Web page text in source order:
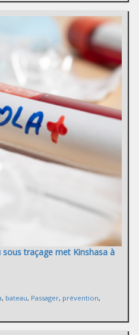
traçage met Kinshasa à
, bateau, Passager, prévention,